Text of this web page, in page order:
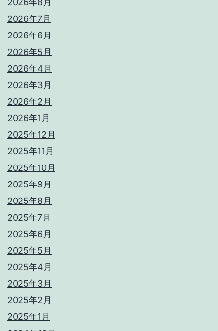
2026年8月
2026年7月
2026年6月
2026年5月
2026年4月
2026年3月
2026年2月
2026年1月
2025年12月
2025年11月
2025年10月
2025年9月
2025年8月
2025年7月
2025年6月
2025年5月
2025年4月
2025年3月
2025年2月
2025年1月